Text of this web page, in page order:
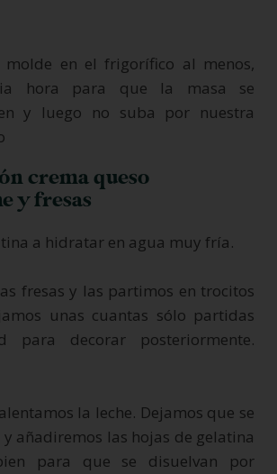
molde en el frigorífico al menos,
hora para que la masa se
y luego no suba por nuestra
crema queso
y fresas
a hidratar en agua muy fría.
fresas y las partimos en trocitos
unas cuantas sólo partidas
decorar posteriormente.
la leche. Dejamos que se
añadiremos las hojas de gelatina
para que se disuelvan por